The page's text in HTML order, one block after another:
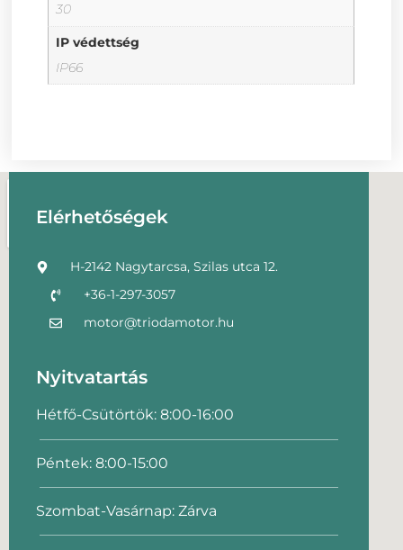
30
IP védettség
IP66
Elérhetőségek
H-2142 Nagytarcsa, Szilas utca 12.
+36-1-297-3057
motor@triodamotor.hu
Nyitvatartás
Hétfő-Csütörtök: 8:00-16:00
Péntek: 8:00-15:00
Szombat-Vasárnap: Zárva